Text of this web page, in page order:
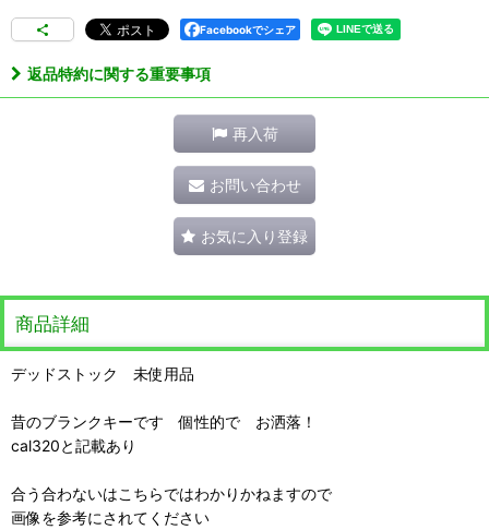
Facebookでシェア
返品特約に関する重要事項
再入荷
お問い合わせ
お気に入り登録
商品詳細
デッドストック 未使用品
昔のブランクキーです 個性的で お洒落！
cal320と記載あり
合う合わないはこちらではわかりかねますので
画像を参考にされてください